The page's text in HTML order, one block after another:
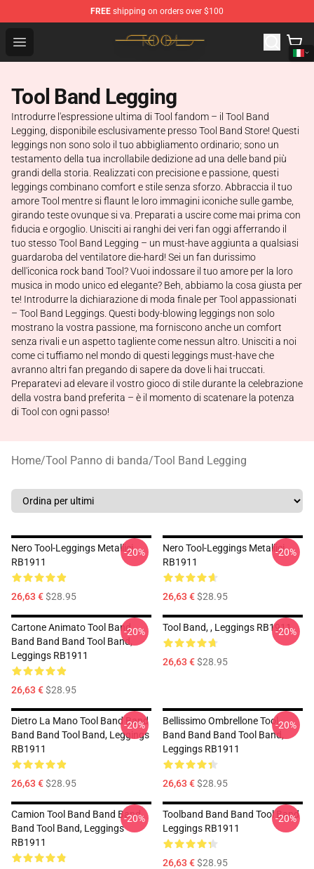
FREE shipping on orders over $100
Open menu
Tool Store - Official Tool Merchandise Shop
Tool Band Legging
Introdurre l'espressione ultima di Tool fandom – il Tool Band
Legging, disponibile esclusivamente presso Tool Band Store! Questi
leggings non sono solo il tuo abbigliamento ordinario; sono un
testamento della tua incrollabile dedizione ad una delle band più
grandi della storia. Realizzati con precisione e passione, questi
leggings combinano comfort e stile senza sforzo. Abbraccia il tuo
amore Tool mentre si flaunt le loro immagini iconiche sulle gambe,
girando teste ovunque si va. Preparati a uscire come mai prima con
fiducia e orgoglio. Unisciti ai ranghi dei veri fan oggi afferrando il
tuo stesso Tool Band Legging – un must-have aggiunta a qualsiasi
guardaroba del ventilatore die-hard! Sei un fan durissimo
dell'iconica rock band Tool? Vuoi indossare il tuo amore per la loro
musica in modo unico ed elegante? Beh, abbiamo la cosa giusta per
te! Introdurre la dichiarazione di moda finale per Tool appassionati
– Tool Band Leggings. Questi body-blowing leggings non solo
mostrano la vostra passione, ma forniscono anche un comfort
senza rivali e un aspetto tagliente come nessun altro. Unisciti a noi
come ci tuffiamo nel mondo di questi leggings must-have che
avranno altri fan pregando di sapere da dove li hai truccati.
Preparatevi ad elevare il vostro gioco di stile durante la celebrazione
della vostra band preferita – è il momento di scatenare la potenza
di Tool con ogni passo!
Home/Tool Panno di banda/Tool Band Legging
Nero Tool-Leggings Metallici
RB1911
26,63 €$28.95
-20%
Nero Tool-Leggings Metallici
RB1911
26,63 €$28.95
-20%
Cartone Animato Tool Band
Band Band Band Tool Band,
Leggings RB1911
26,63 €$28.95
-20% Tool Band, , Leggings RB1911
26,63 €$28.95
-20%
Dietro La Mano Tool Band Band
Band Band Tool Band, Leggings
RB1911
26,63 €$28.95
-20%
Bellissimo Ombrellone Tool
Band Band Band Tool Band,
Leggings RB1911
26,63 €$28.95
-20%
Camion Tool Band Band Band
Band Tool Band, Leggings
RB1911
-20%
Toolband Band Band Tool Band
Leggings RB1911
26,63 €$28.95
-20%